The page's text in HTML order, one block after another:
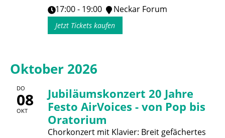
17:00 - 19:00
Neckar Forum
Jetzt Tickets kaufen
Oktober 2026
DO
08
OKT
Jubiläumskonzert 20 Jahre
Festo AirVoices - von Pop bis
Oratorium
Chorkonzert mit Klavier: Breit gefächertes